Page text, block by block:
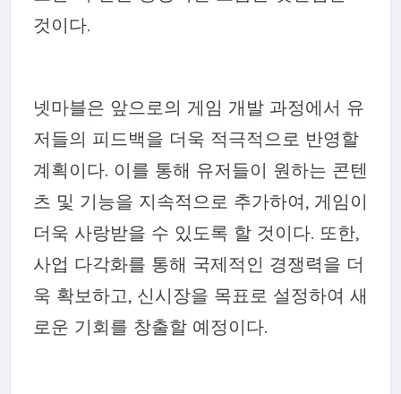
것이다.
넷마블은 앞으로의 게임 개발 과정에서 유
저들의 피드백을 더욱 적극적으로 반영할
계획이다. 이를 통해 유저들이 원하는 콘텐
츠 및 기능을 지속적으로 추가하여, 게임이
더욱 사랑받을 수 있도록 할 것이다. 또한,
사업 다각화를 통해 국제적인 경쟁력을 더
욱 확보하고, 신시장을 목표로 설정하여 새
로운 기회를 창출할 예정이다.